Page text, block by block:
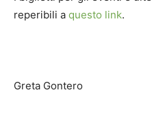
reperibili a questo link.
Greta Gontero